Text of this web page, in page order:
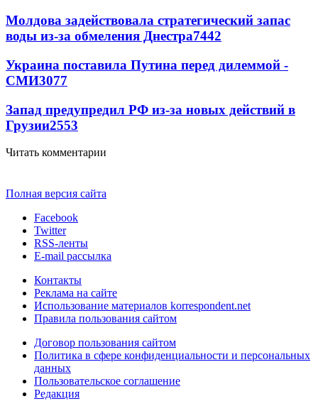
Молдова задействовала стратегический запас
воды из-за обмеления Днестра7442
Украина поставила Путина перед дилеммой -
СМИ3077
Запад предупредил РФ из-за новых действий в
Грузии2553
Читать комментарии
Полная версия сайта
Facebook
Twitter
RSS-ленты
E-mail рассылка
Контакты
Реклама на сайте
Использование материалов korrespondent.net
Правила пользования сайтом
Договор пользования сайтом
Политика в сфере конфиденциальности и персональных
данных
Пользовательское соглашение
Редакция